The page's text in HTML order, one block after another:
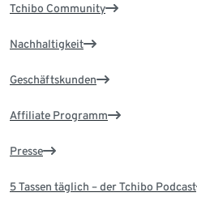
Tchibo Community
Nachhaltigkeit
Geschäftskunden
Affiliate Programm
Presse
5 Tassen täglich – der Tchibo Podcast